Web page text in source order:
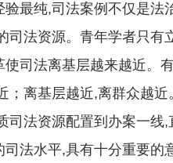
验最纯,司法案例不仅是
司法资源。青年学者只
法离基层越来越近。有
；离基层越近,离群众越
司法资源配置到办案一
司法水平,具有十分重要